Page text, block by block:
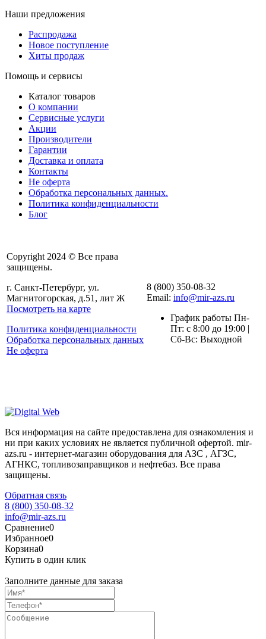
Наши предложения
Распродажа
Новое поступление
Хиты продаж
Помощь и сервисы
Каталог товаров
О компании
Сервисные услуги
Акции
Производители
Гарантии
Доставка и оплата
Контакты
Не оферта
Обработка персональных данных.
Политика конфиденциальности
Блог
Copyright 2024 © Все права
защищены.
г. Санкт-Петербург, ул.
Магнитогорская, д.51, лит Ж
Посмотреть на карте
Политика конфиденциальности
Обработка персональных данных
Не оферта
8 (800) 350-08-32
Email: info@mir-azs.ru
График работы Пн-
Пт: с 8:00 до 19:00 |
Сб-Вс: Выходной
Вся информация на сайте предоставлена для ознакомления и
ни при каких условиях не является публичной офертой. mir-
azs.ru - интернет-магазин оборудования для АЗС , АГЗС,
АГНКС, топливозаправщиков и нефтебаз. Все права
защищены.
Обратная связь
8 (800) 350-08-32
info@mir-azs.ru
Сравнение0
Избранное0
Корзина0
Купить в один клик
Заполните данные для заказа